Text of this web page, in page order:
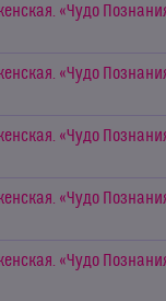
«Чудо
«Чудо
«Чудо
«Чудо
«Чудо